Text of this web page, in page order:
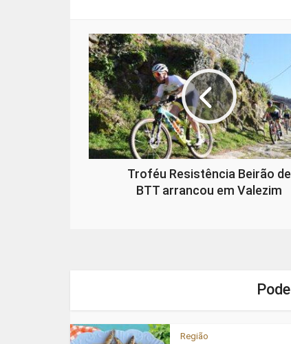
Troféu Resistência Beirão de
BTT arrancou em Valezim
Região